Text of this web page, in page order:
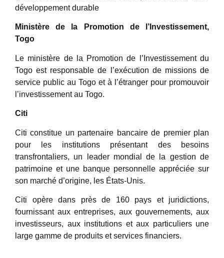
développement durable
Ministère de la Promotion de l’Investissement,
Togo
Le ministère de la Promotion de l’Investissement du
Togo est responsable de l’exécution de missions de
service public au Togo et à l’étranger pour promouvoir
l’investissement au Togo.
Citi
Citi constitue un partenaire bancaire de premier plan
pour les institutions présentant des besoins
transfrontaliers, un leader mondial de la gestion de
patrimoine et une banque personnelle appréciée sur
son marché d’origine, les États-Unis.
Citi opère dans près de 160 pays et juridictions,
fournissant aux entreprises, aux gouvernements, aux
investisseurs, aux institutions et aux particuliers une
large gamme de produits et services financiers.